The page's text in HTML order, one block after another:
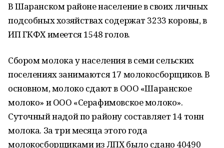
В Шаранском районе население в своих личных
подсобных хозяйствах содержат 3233 коровы, в
ИП ГКФХ имеется 1548 голов.
Сбором молока у населения в семи сельских
поселениях занимаются 17 молокосборщиков. В
основном, молоко сдают в ООО «Шаранское
молоко» и ООО «Серафимовское молоко».
Суточный надой по району составляет 14 тонн
молока. За три месяца этого года
молокосборщиками из ЛПХ было сдано 40490